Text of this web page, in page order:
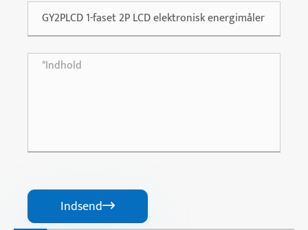
Indsend